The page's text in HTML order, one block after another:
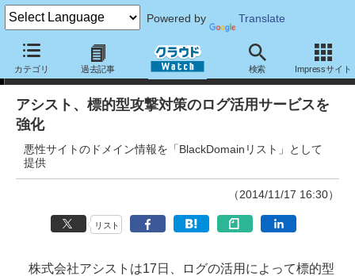
Powered by Translate
カテゴリ 過去記事 検索 Impressサイト
ニュース
アシスト、標的型攻撃対策のログ活用サービスを
強化
悪性サイトのドメイン情報を「BlackDomainリスト」として
提供
（2014/11/17 16:30）
リスト
株式会社アシストは17日、ログの活用によって標的型